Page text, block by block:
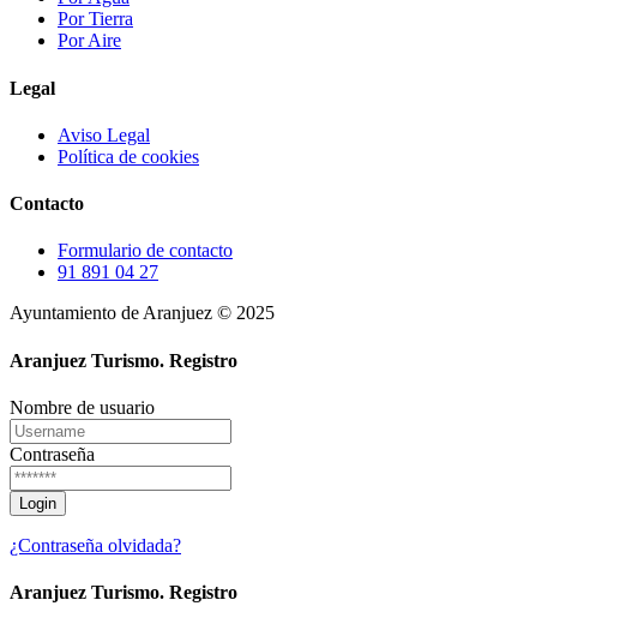
Por Tierra
Por Aire
Legal
Aviso Legal
Política de cookies
Contacto
Formulario de contacto
91 891 04 27
Ayuntamiento de Aranjuez © 2025
Aranjuez Turismo. Registro
Nombre de usuario
Contraseña
¿Contraseña olvidada?
Aranjuez Turismo. Registro